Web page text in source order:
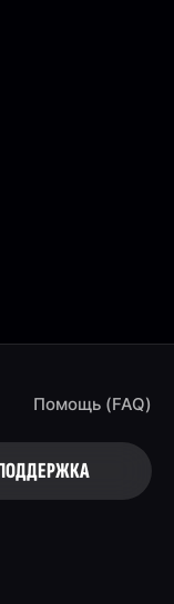
Помощь (FAQ)